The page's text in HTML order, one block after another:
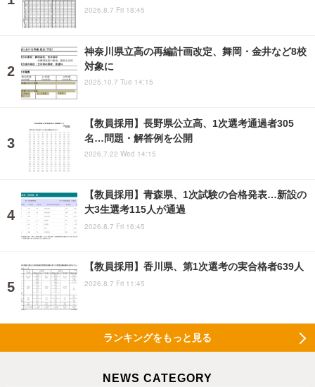
2026.8.7 Fri 18:45
神奈川県立高の再編計画改定、舞岡・金井など8校
対象に
2025.10.7 Tue 14:15
【教員採用】長野県公立高、1次選考通過者305
名…問題・解答例を公開
2026.7.22 Wed 14:15
【教員採用】青森県、1次試験の合格発表…新設の
大3生選考115人が通過
2026.8.7 Fri 16:45
【教員採用】香川県、第1次選考の実合格者639人
2026.8.7 Fri 11:45
ランキングをもっと見る
NEWS CATEGORY